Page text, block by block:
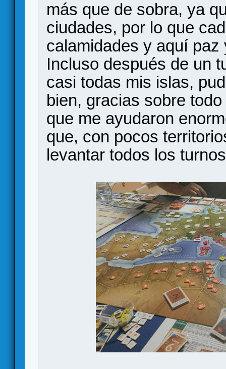
más que de sobra, ya
ciudades, por lo que
calamidades y aquí paz
Incluso después de un
casi todas mis islas,
bien, gracias sobre
que me ayudaron
que, con pocos
levantar todos los